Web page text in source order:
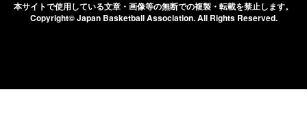
本サイトで使用している文章・画像等の無断での複製・転載を禁止します。
Copyright© Japan Basketball Association.All Rights Reserved.